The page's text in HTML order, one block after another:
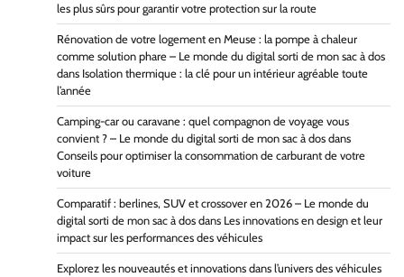
les plus sûrs pour garantir votre protection sur la route
Rénovation de votre logement en Meuse : la pompe à chaleur
comme solution phare – Le monde du digital sorti de mon sac à dos
dans Isolation thermique : la clé pour un intérieur agréable toute
l’année
Camping-car ou caravane : quel compagnon de voyage vous
convient ? – Le monde du digital sorti de mon sac à dos dans
Conseils pour optimiser la consommation de carburant de votre
voiture
Comparatif : berlines, SUV et crossover en 2026 – Le monde du
digital sorti de mon sac à dos dans Les innovations en design et leur
impact sur les performances des véhicules
Explorez les nouveautés et innovations dans l’univers des véhicules